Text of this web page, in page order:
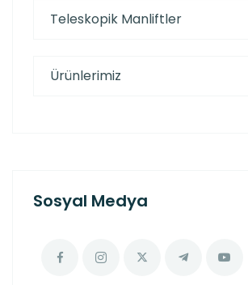
Teleskopik Manliftler
Ürünlerimiz
Sosyal Medya